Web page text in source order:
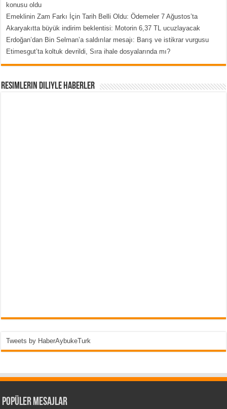
konusu oldu
Emeklinin Zam Farkı İçin Tarih Belli Oldu: Ödemeler 7 Ağustos’ta
Akaryakıtta büyük indirim beklentisi: Motorin 6,37 TL ucuzlayacak
Erdoğan’dan Bin Selman’a saldırılar mesajı: Barış ve istikrar vurgusu
Etimesgut’ta koltuk devrildi, Sıra ihale dosyalarında mı?
Resimlerin Diliyle Haberler
Tweets by HaberAybukeTurk
Popüler Mesajlar